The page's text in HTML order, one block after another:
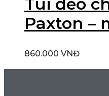
Túi đeo
Paxton –
860.000 VNĐ